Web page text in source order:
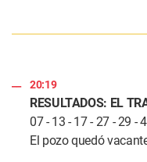
20:19
RESULTADOS: EL
07 - 13 - 17 - 27 - 29 -
El pozo quedó